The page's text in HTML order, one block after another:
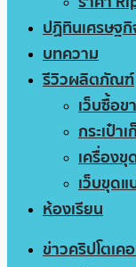
ปฏิทินเศรษฐ
บทความ
รีวิวผลิตภัณฑ์
เว็บซื้อข
กระเป๋า
เครื่องขุ
เว็บขุด
ห้องเรียน
ข่าวคริปโตเค